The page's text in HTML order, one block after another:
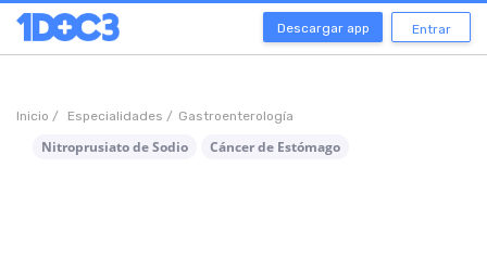
Descargar app Entrar
Inicio / Especialidades / Gastroenterología
Nitroprusiato de Sodio Cáncer de Estómago